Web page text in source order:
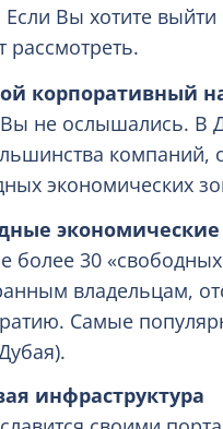
Если Вы хотите
рассмотреть.
корпоративный
не ослышались. В
компаний,
экономических
более 30
владельцам,
Самые
инфраструктура